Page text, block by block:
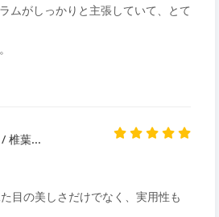
ムがしっかりと主張していて、とて
椎葉...
目の美しさだけでなく、実用性も